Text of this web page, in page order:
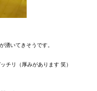
いてきそうです。
チリ（厚みがあります 笑）